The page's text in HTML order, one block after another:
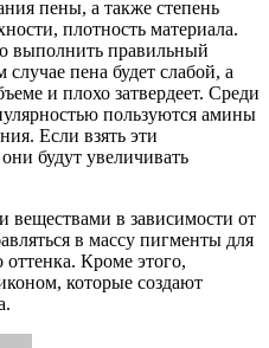
пены, а также степень
плотность материала.
выполнить правильный
пена будет слабой, а
и плохо затвердеет. Среди
пользуются амины
Если взять эти
будут увеличивать
в зависимости от
в массу пигменты для
оттенка. Кроме этого,
которые создают